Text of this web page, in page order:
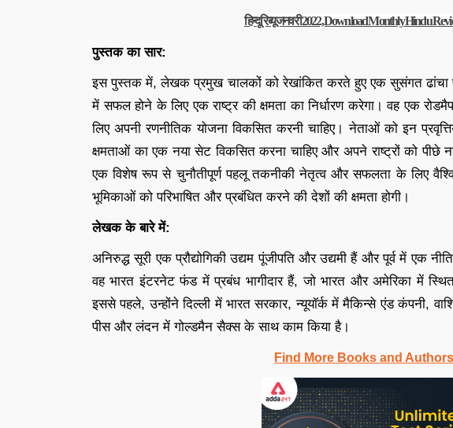
हिन्दू रिव्यू जनवरी 2022, Download Monthly Hindu
पुस्तक का सार:
इस पुस्तक में, लेखक प्रमुख चालकों को रेखांकित करते हुए एक सुसंगत ढांचा
में सफल होने के लिए एक राष्ट्र की क्षमता का निर्धारण करेगा। वह एक
लिए अपनी रणनीतिक योजना विकसित करनी चाहिए। नेताओं को इन
क्षमताओं का एक नया सेट विकसित करना चाहिए और अपने राष्ट्रों को पीछे
एक विशेष रूप से चुनौतीपूर्ण पहलू तकनीकी नेतृत्व और सफलता के लिए
भूमिकाओं को परिभाषित और प्रबंधित करने की देशों की क्षमता होगी।
लेखक के बारे में:
अनिरुद्ध सूरी एक प्रौद्योगिकी उद्यम पूंजीपति और उद्यमी हैं और पूर्व में एक
वह भारत इंटरनेट फंड में प्रबंध भागीदार हैं, जो भारत और अमेरिका में स्थित
इससे पहले, उन्होंने दिल्ली में भारत सरकार, न्यूयॉर्क में मैकिन्से एंड कंपनी,
पीस और लंदन में गोल्डमैन सैक्स के साथ काम किया है।
Find More Books and